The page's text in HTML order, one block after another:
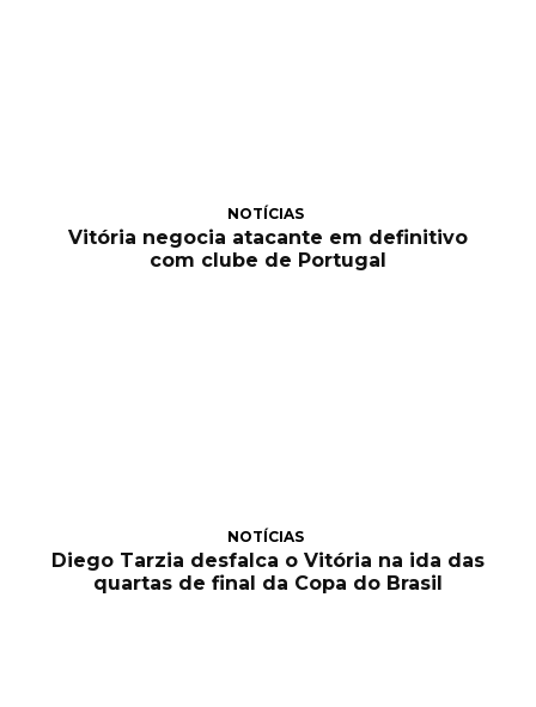
NOTÍCIAS
Vitória negocia atacante em definitivo
com clube de Portugal
NOTÍCIAS
Diego Tarzia desfalca o Vitória na ida das
quartas de final da Copa do Brasil